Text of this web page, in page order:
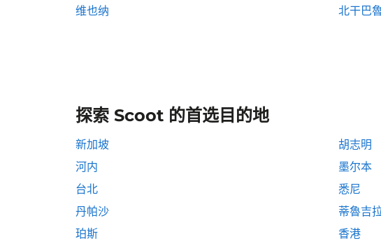
维也纳
北干巴
探索 Scoot 的首选目的地
新加坡 胡志明
河内
墨尔本
台北
悉尼
丹帕沙
蒂魯吉
珀斯
香港